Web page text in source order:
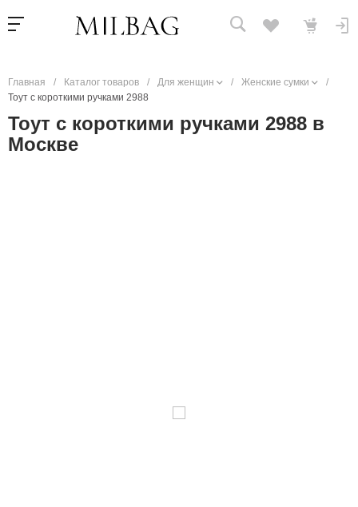
Главная / Каталог товаров / Для женщин / Женские сумки
/
Тоут с короткими ручками 2988
Тоут с короткими ручками 2988 в
Москве